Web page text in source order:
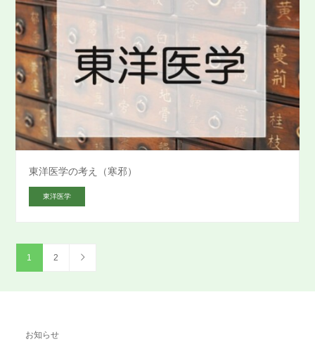
東洋医学の考え（寒邪）
東洋医学
1 2
お知らせ